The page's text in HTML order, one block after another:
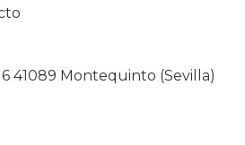
41089 Montequinto (Sevilla)